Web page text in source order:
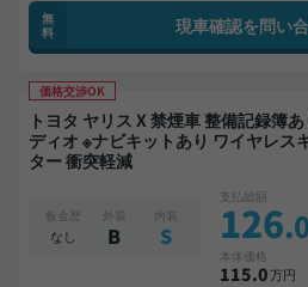
無
料
現車確認を問い
価格交渉OK
トヨタ ヤリス X 禁煙車 整備記録簿あり ディスプレイオー
ディオ ※ナビキットあり ワイヤレス
ター 衝突軽減
板金歴
なし
外装
B
内装
S
支払総額
126
本体価格
115.0万円